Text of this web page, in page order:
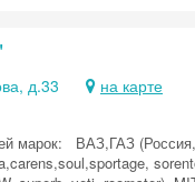
д.33 на карте
марок: ВАЗ,ГАЗ
Скидка −5%
Хочешь дешевле?
первое бронирование!